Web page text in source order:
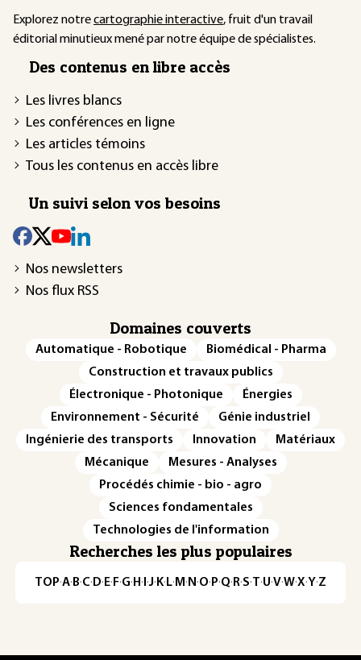
Explorez notrecartographie interactive, fruit d'un travail
éditorial minutieux mené par notre équipe de spécialistes.
Des contenus en libre accès
Les livres blancs
Les conférences en ligne
Les articles témoins
Tous les contenus en accès libre
Un suivi selon vos besoins
Nos newsletters
Nos flux RSS
Domaines couverts
Automatique - Robotique
Biomédical - Pharma
Construction et travaux publics
Électronique - Photonique
Énergies
Environnement - Sécurité
Génie industriel
Ingénierie des transports
Innovation
Matériaux
Mécanique
Mesures - Analyses
Procédés chimie - bio - agro
Sciences fondamentales
Technologies de l'information
Recherches les plus populaires
TOP·A·B·C· D· E· F·G· H · ·J· K· L· M · N ·O· P·Q· R·S·T·U·V·W·X·Y·Z